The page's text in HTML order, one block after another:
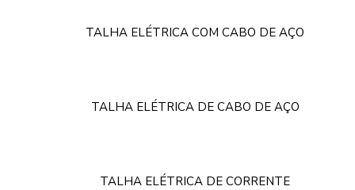
TALHA ELÉTRICA COM CABO DE AÇO
TALHA ELÉTRICA DE CABO DE AÇO
TALHA ELÉTRICA DE CORRENTE